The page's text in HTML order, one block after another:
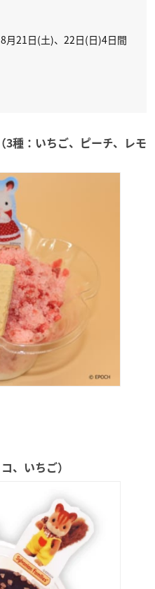
月21日(土)、22日(日)4日間
3種：いちご、ピーチ、レモ
、いちご）